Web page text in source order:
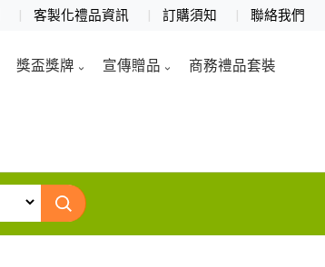
客製化禮品資訊 訂購須知 聯絡我們
獎盃獎牌 宣傳贈品 商務禮品套裝